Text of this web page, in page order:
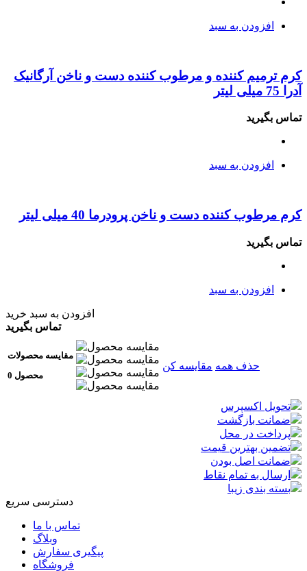
افزودن به سبد
کرم ترمیم کننده و مرطوب کننده دست و ناخن آرگانیک
آدرا 75 میلی لیتر
تماس بگیرید
افزودن به سبد
کرم مرطوب کننده دست و ناخن پرودرما 40 میلی لیتر
تماس بگیرید
افزودن به سبد
افزودن به سبد خرید
تماس بگیرید
مقایسه محصولات
0 محصول
حذف همه مقایسه کن
تحویل اکسپرس
ضمانت بازگشت
پرداخت در محل
تضمین بهترین قیمت
ضمانت اصل بودن
ارسال به تمام نقاط
بسته بندی زیبا
دسترسی سریع
تماس با ما
وبلاگ
پیگیری سفارش
فروشگاه